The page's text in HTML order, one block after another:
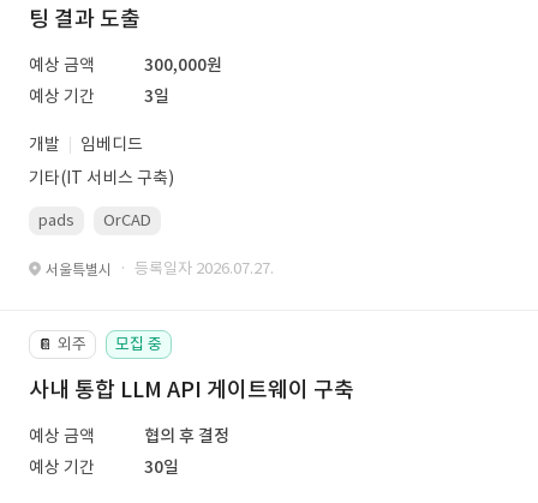
팅 결과 도출
예상 금액
300,000원
예상 기간
3일
개발
임베디드
기타(IT 서비스 구축)
pads OrCAD
서울특별시 · 등록일자 2026.07.27.
📔 외주 모집 중
사내 통합 LLM API 게이트웨이 구축
예상 금액
협의 후 결정
예상 기간
30일